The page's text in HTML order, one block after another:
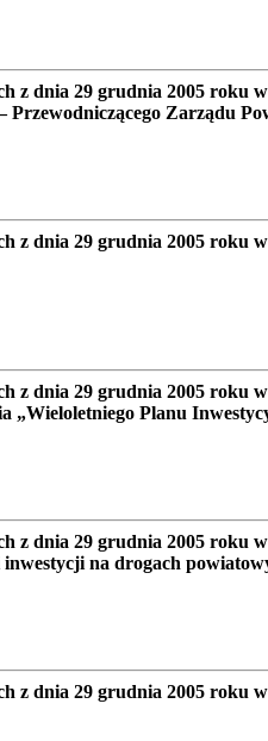
dnia 29 grudnia 2005 roku
Przewodniczącego Zarządu
dnia 29 grudnia 2005 roku
z dnia 29 grudnia 2005 roku
Planu
z dnia 29 grudnia 2005
na drogach
z dnia 29 grudnia 2005 roku